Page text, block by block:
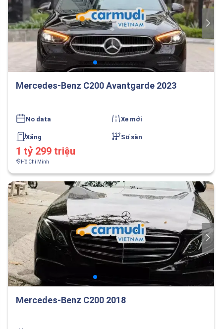
Mercedes-Benz C200 Avantgarde 2023
No data Xe mới
Xăng Số sàn
1 tỷ 299 triệu
Hồ Chí Minh
Mercedes-Benz C200 2018